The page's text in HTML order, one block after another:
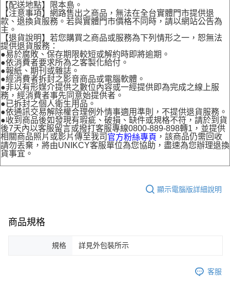
【配送地點】限本島。
【注意事項】網路售出之商品，無法在全台實體門市提供退
款、退換貨服務。若與實體門市價格不同時，請以網站公告為
主。
【退貨說明】若您購買之商品或服務為下列情形之一，恕無法
提供退貨服務：
●易於腐敗、保存期限較短或解約時即將逾期。
●依消費者要求所為之客製化給付。
●報紙、期刊或雜誌。
●經消費者拆封之影音商品或電腦軟體。
●非以有形媒介提供之數位內容或一經提供即為完成之線上服
務，經消費者事先同意始提供者。
●已拆封之個人衛生用品。
●依通訊交易解除權合理例外情事適用準則，不提供退貨服務。
●收到商品後如發現有瑕疵、破損、缺件或規格不符，請於到貨
後7天內以客服留言或撥打客服專線0800-889-898轉1，並提供
相關商品照片或影片傳至我司 官方粉絲專頁 ，該商品仍需回收
請勿丟棄，將由UNIKCY客服單位為您協助，盡速為您辦理退換
貨事宜。
顯示電腦版詳細說明
商品規格
規格 詳見外包裝所示
客服